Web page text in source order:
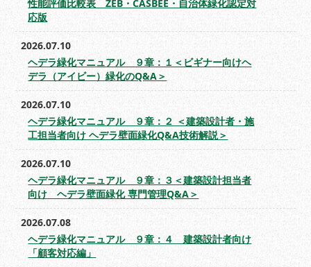
性能評価比較表 ZEB・CASBEE・自治体緑化認定対
応版
2026.07.10
ヘデラ緑化マニュアル ９章：１＜ビギナー向けヘ
デラ（アイビー）緑化のQ&A＞
2026.07.10
ヘデラ緑化マニュアル ９章：２ ＜建築設計者・施
工担当者向け ヘデラ壁面緑化Q&A技術解説＞
2026.07.10
ヘデラ緑化マニュアル ９章：３＜建築設計担当者
向け ヘデラ壁面緑化 専門管理Q&A＞
2026.07.08
ヘデラ緑化マニュアル ９章：４ 建築設計者向け
「顧客対応編」